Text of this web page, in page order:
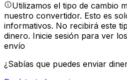
Utilizamos el tipo de cambio
nuestro convertidor. Esto es
informativos. No recibirá este
dinero. Inicie sesión para ver
envío
¿Sabías que puedes enviar